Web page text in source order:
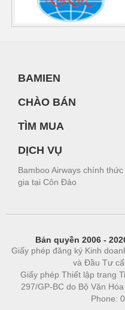
BAMIEN
CHÀO BÁN
TÌM MUA
DỊCH VỤ
Bamboo Airways chính
gia tại Côn Đảo
Bản quyền 2006 -
Giấy phép đăng ký Kinh
và Đầu Tư
Giấy phép Thiết lập trang
297/GP-BC do Bộ Văn
Phone: